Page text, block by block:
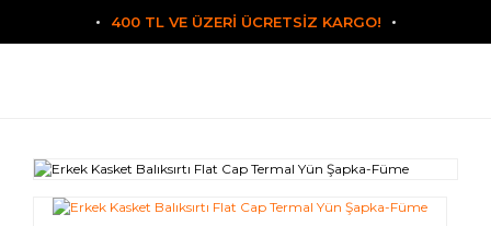
400 TL VE ÜZERİ ÜCRETSİZ KARGO!